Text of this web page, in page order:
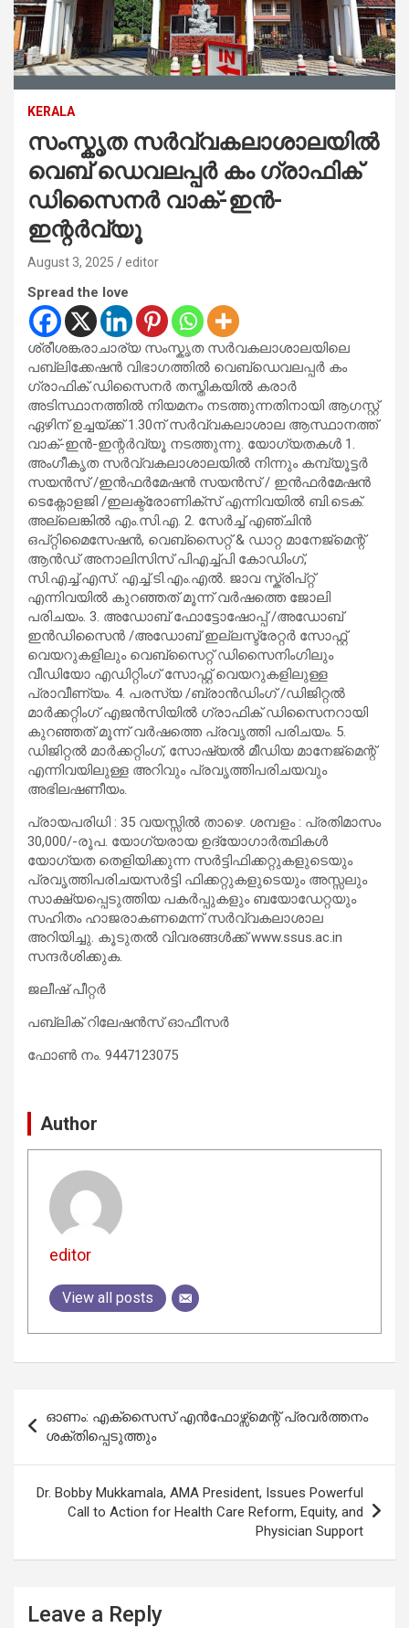
KERALA
സംസ്കൃത സർവ്വകലാശാലയിൽ
വെബ് ഡെവലപ്പർ കം ഗ്രാഫിക്
ഡിസൈനർ വാക്-ഇൻ-
ഇന്റർവ്യൂ
August 3, 2025 editor
Spread the love
ശ്രീശങ്കരാചാര്യ സംസ്കൃത സർവകലാശാലയിലെ
പബ്ലിക്കേഷൻ വിഭാഗത്തിൽ വെബ്ഡെവലപ്പർ കം
ഗ്രാഫിക് ഡിസൈനർ തസ്തികയിൽ കരാർ
അടിസ്ഥാനത്തിൽ നിയമനം നടത്തുന്നതിനായി ആഗസ്റ്റ്
ഏഴിന് ഉച്ചയ്ക്ക് 1.30ന് സർവ്വകലാശാല ആസ്ഥാനത്ത്
വാക്-ഇൻ-ഇന്റർവ്യൂ നടത്തുന്നു. യോഗ്യതകൾ 1.
അംഗീകൃത സർവ്വകലാശാലയിൽ നിന്നും കമ്പ്യൂട്ടർ
സയൻസ് /ഇൻഫർമേഷൻ സയൻസ് / ഇൻഫർമേഷൻ
ടെക്നോളജി /ഇലക്ട്രോണിക്സ് എന്നിവയിൽ ബി.ടെക്.
അല്ലെങ്കിൽ എം.സി.എ. 2. സേർച്ച് എഞ്ചിൻ
ഒപ്റ്റിമൈസേഷൻ, വെബ്സൈറ്റ് & ഡാറ്റ മാനേജ്മെന്റ്
ആൻഡ് അനാലിസിസ് പിഎച്ച്പി കോഡിംഗ്,
സി.എച്ച്.എസ്. എച്ച്.ടി.എം.എൽ. ജാവ സ്ക്രിപ്റ്റ്
എന്നിവയിൽ കുറഞ്ഞത് മൂന്ന് വർഷത്തെ ജോലി
പരിചയം. 3. അഡോബ് ഫോട്ടോഷോപ്പ് /അഡോബ്
ഇൻഡിസൈൻ /അഡോബ് ഇല്ലസ്ട്രേറ്റർ സോഫ്റ്റ്
വെയറുകളിലും വെബ്സൈറ്റ് ഡിസൈനിംഗിലും
വീഡിയോ എഡിറ്റിംഗ് സോഫ്റ്റ് വെയറുകളിലുള്ള
പ്രാവീണ്യം. 4. പരസ്യ /ബ്രാൻഡിംഗ് /ഡിജിറ്റൽ
മാർക്കറ്റിംഗ് എജൻസിയിൽ ഗ്രാഫിക് ഡിസൈനറായി
കുറഞ്ഞത് മൂന്ന് വർഷത്തെ പ്രവൃത്തി പരിചയം. 5.
ഡിജിറ്റൽ മാർക്കറ്റിംഗ്, സോഷ്യൽ മീഡിയ മാനേജ്മെന്റ്
എന്നിവയിലുള്ള അറിവും പ്രവൃത്തിപരിചയവും
അഭിലഷണീയം.
പ്രായപരിധി : 35 വയസ്സിൽ താഴെ. ശമ്പളം : പ്രതിമാസം
30,000/-രൂപ. യോഗ്യരായ ഉദ്യോഗാർത്ഥികൾ
യോഗ്യത തെളിയിക്കുന്ന സർട്ടിഫിക്കറ്റുകളുടെയും
പ്രവൃത്തിപരിചയസർട്ടി ഫിക്കറ്റുകളുടെയും അസ്സലും
സാക്ഷ്യപ്പെടുത്തിയ പകർപ്പുകളും ബയോഡേറ്റയും
സഹിതം ഹാജരാകണമെന്ന് സർവ്വകലാശാല
അറിയിച്ചു. കൂടുതൽ വിവരങ്ങൾക്ക് www.ssus.ac.in
സന്ദർശിക്കുക.
ജലീഷ് പീറ്റര്‍
പബ്ലിക് റിലേഷൻസ് ഓഫീസർ
ഫോണ്‍ നം. 9447123075
Author
editor
View all posts
navigation
ഓണം: എക്സൈസ് എൻഫോഴ്സ്മെന്റ് പ്രവർത്തനം
ശക്തിപ്പെടുത്തും
Dr. Bobby Mukkamala, AMA President, Issues Powerful
Call to Action for Health Care Reform, Equity, and
Physician Support
Leave a Reply